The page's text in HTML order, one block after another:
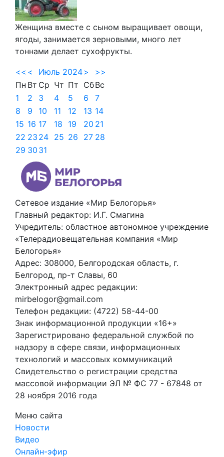
Женщина вместе с сыном выращивает овощи,
ягоды, занимается зерновыми, много лет
тоннами делает сухофрукты.
<< < Июль 2024>
>>
Пн Вт Ср Чт Пт СбВс
1
2 3 4 5 6
7
8
9 10 11 12 13 14
15 16 17 18 19 20 21
22 23 24 25 26 27 28
29 30 31
Сетевое издание «Мир Белогорья»
Главный редактор: И.Г. Смагина
Учредитель: областное автономное учреждение
«Телерадиовещательная компания «Мир
Белогорья»
Адрес: 308000, Белгородская область, г.
Белгород, пр-т Славы, 60
Электронный адрес редакции:
mirbelogor@gmail.com
Телефон редакции: (4722) 58-44-00
Знак информационной продукции «16+»
Зарегистрировано федеральной службой по
надзору в сфере связи, информационных
технологий и массовых коммуникаций
Свидетельство о регистрации средства
массовой информации ЭЛ № ФС 77 - 67848 от
28 ноября 2016 года
Меню сайта
Новости
Видео
Онлайн-эфир